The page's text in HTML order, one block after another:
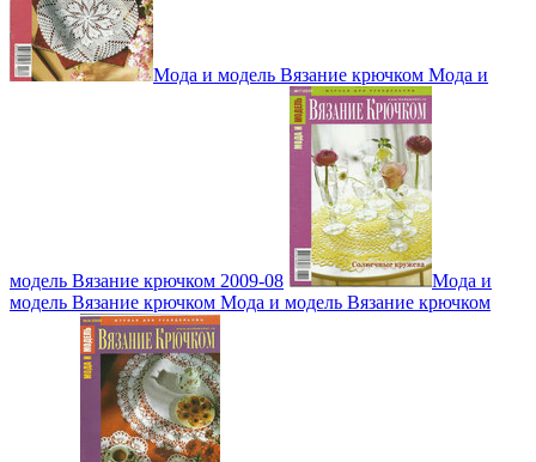
Мода и модель Вязание крючком Мода и
модель Вязание крючком 2009-08
Мода и
модель Вязание крючком Мода и модель Вязание крючком